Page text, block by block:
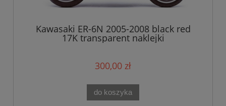
Kawasaki ER-6N 2005-2008 black red
17K transparent naklejki
300,00 zł
do koszyka